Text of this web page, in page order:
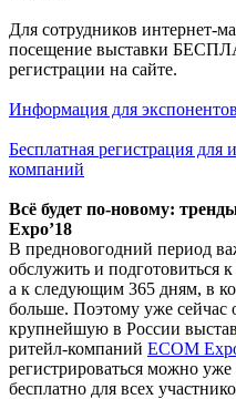
Для сотрудников интернет-
посещение выставки
регистрации на сайте.
Информация для экспонентов
Бесплатная регистрация для
компаний
Всё будет по-новому:
Expo’18
В предновогодний период
обслужить и подготовиться
а к следующим 365 дням, в
больше. Поэтому уже сейчас
крупнейшую в России
ритейл-компаний ECOM
регистрироваться можно
бесплатно для всех